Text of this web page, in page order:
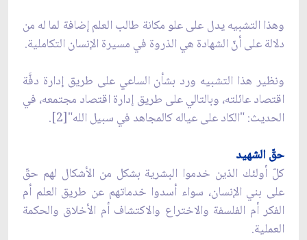
وهذا التشبيه يدل على علو مكانة طالب العلم إضافة لما له من
دلالة على أنّ الشهادة هي الذروة في مسيرة الإنسان التكاملية.
ونظير هذا التشبيه ورد بشأن الساعي على طريق إدارة دفَّة
اقتصاد عائلته، وبالتالي على طريق إدارة اقتصاد مجتمعه، في
الحديث: "الكاد على عياله كالمجاهد في سبيل الله"[2].
حقّ الشهيد
كلّ أولئك الذين خدموا البشرية بشكل من الأشكال لهم حقّ
على بني الإنسان، سواء أسدوا خدماتهم عن طريق العلم أم
الفكر أم الفلسفة والاختراع والاكتشاف أم الأخلاق والحكمة
العملية.